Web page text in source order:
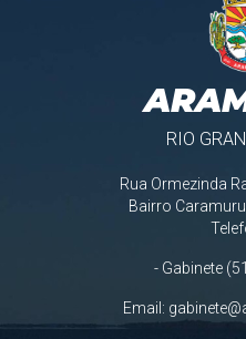
RIO
Rua Ormezinda
Bairro
- Gabinete
Email: